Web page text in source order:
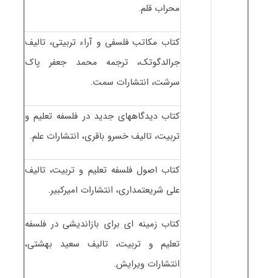
محراب قلم.
کتاب مکاتب فلسفی و آراء تربیتی، تالیف
جرالدگوتک، ترجمه محمد جعفر پاک
سرشت، انتشارات سمت.
کتاب دیدگاههای جدید در فلسفه تعلیم و
تربیت، تالیف خسرو باقری، انتشارات علم.
کتاب اصول فلسفه تعلیم و تربیت، تالیف
علی شریعتمداری، انتشارات امیرکبیر.
کتاب زمینه ای برای بازاندیشی در فلسفه
تعلیم و تربیت، تالیف سعید بهشتی،
انتشارات ویرایش.